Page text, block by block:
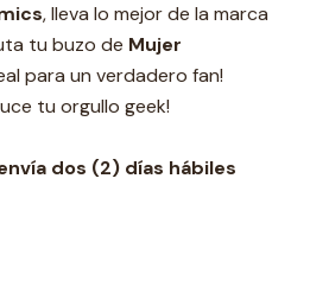
, lleva lo mejor de la marca
tu buzo de Mujer
para un verdadero fan!
tu orgullo geek!
dos (2) días hábiles